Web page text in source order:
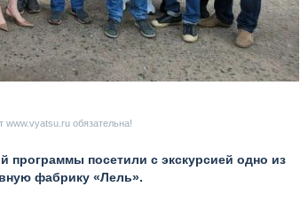
www.vyatsu.ru обязательна!
программы посетили с экскурсией одно из
фабрику «Лель».